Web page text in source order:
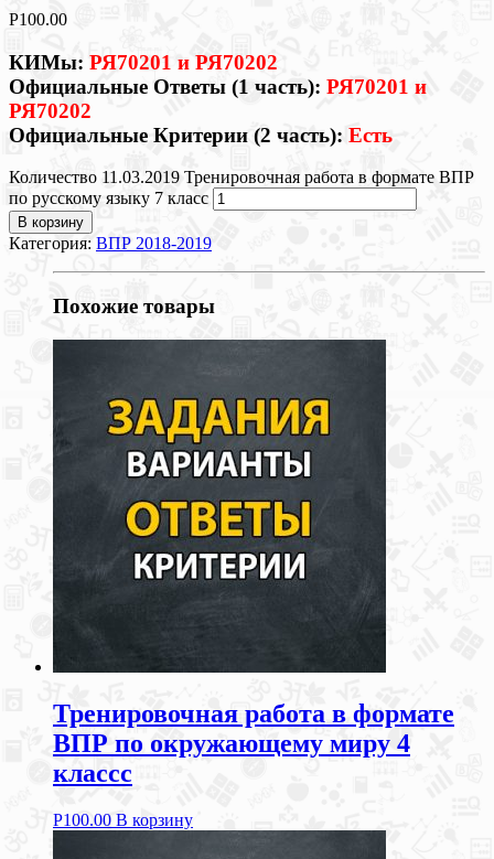
Р100.00
КИМы: РЯ70201 и РЯ70202
Официальные Ответы (1 часть): РЯ70201 и
РЯ70202
Официальные Критерии (2 часть): Есть
Количество 11.03.2019 Тренировочная работа в формате ВПР
по русскому языку 7 класс
В корзину
Категория: ВПР 2018-2019
Похожие товары
Тренировочная работа в формате
ВПР по окружающему миру 4
классс
Р100.00 В корзину